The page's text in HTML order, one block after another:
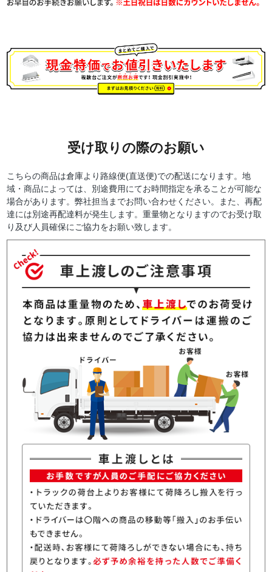
受け取りの際のお願い
こちらの商品は倉庫より路線便(直送便)での配送になります。地
域・商品によっては、別途費用にてお時間指定を承ることが可能な
場合があります。弊社担当までお問い合わせください。また、再配
達には別途再配達料が発生します。重量物となりますのでお受け取
り及び人員確保にご協力をお願い致します。